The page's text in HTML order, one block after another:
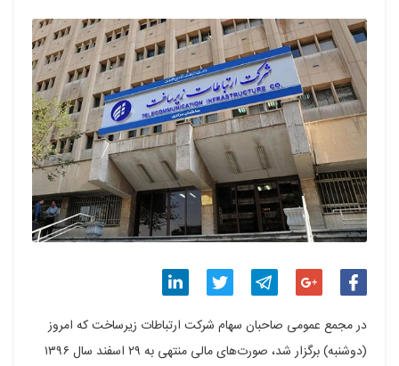
گذاری
گذاری گذاری گذاری گذاری
در مجمع عمومی صاحبان سهام شرکت ارتباطات زیرساخت که امروز
(دوشنبه) برگزار شد، صورت‌های مالی منتهی به ۲۹ اسفند سال ۱۳۹۶